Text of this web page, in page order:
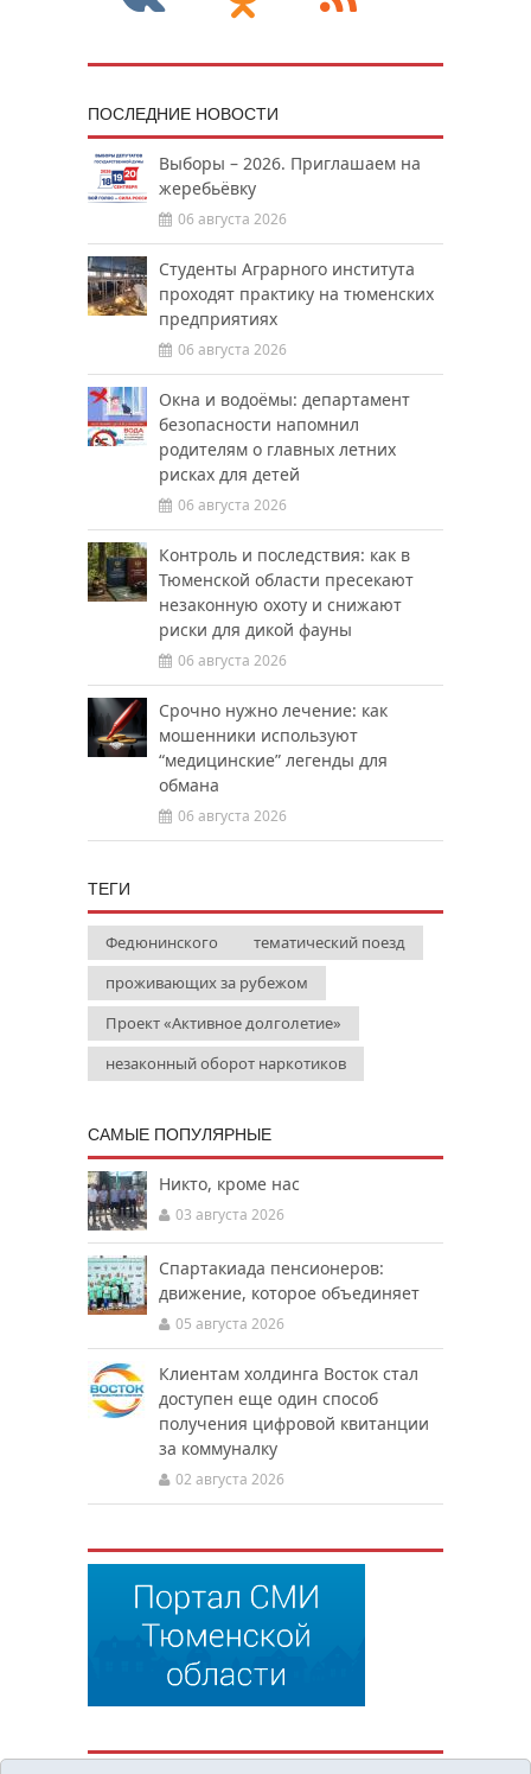
ПОСЛЕДНИЕ НОВОСТИ
Выборы – 2026. Приглашаем на
жеребьёвку
06 августа 2026
Студенты Аграрного института
проходят практику на тюменских
предприятиях
06 августа 2026
Окна и водоёмы: департамент
безопасности напомнил
родителям о главных летних
рисках для детей
06 августа 2026
Контроль и последствия: как в
Тюменской области пресекают
незаконную охоту и снижают
риски для дикой фауны
06 августа 2026
Срочно нужно лечение: как
мошенники используют
“медицинские” легенды для
обмана
06 августа 2026
ТЕГИ
Федюнинского
тематический поезд
проживающих за рубежом
Проект «Активное долголетие»
незаконный оборот наркотиков
САМЫЕ ПОПУЛЯРНЫЕ
Никто, кроме нас
03 августа 2026
Спартакиада пенсионеров:
движение, которое объединяет
05 августа 2026
Клиентам холдинга Восток стал
доступен еще один способ
получения цифровой квитанции
за коммуналку
02 августа 2026